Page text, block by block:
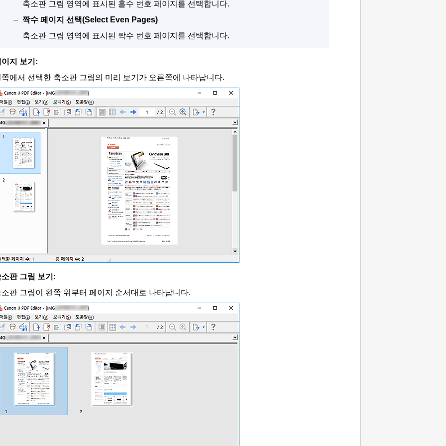
축소판 그림 영역에 표시된 홀수 번호 페이지를 선택합니다.
짝수 페이지 선택(Select Even Pages)
축소판 그림 영역에 표시된 짝수 번호 페이지를 선택합니다.
이지 보기:
쪽에서 선택한 축소판 그림의 미리 보기가 오른쪽에 나타납니다.
소판 그림 보기:
소판 그림이 왼쪽 위부터 페이지 순서대로 나타납니다.